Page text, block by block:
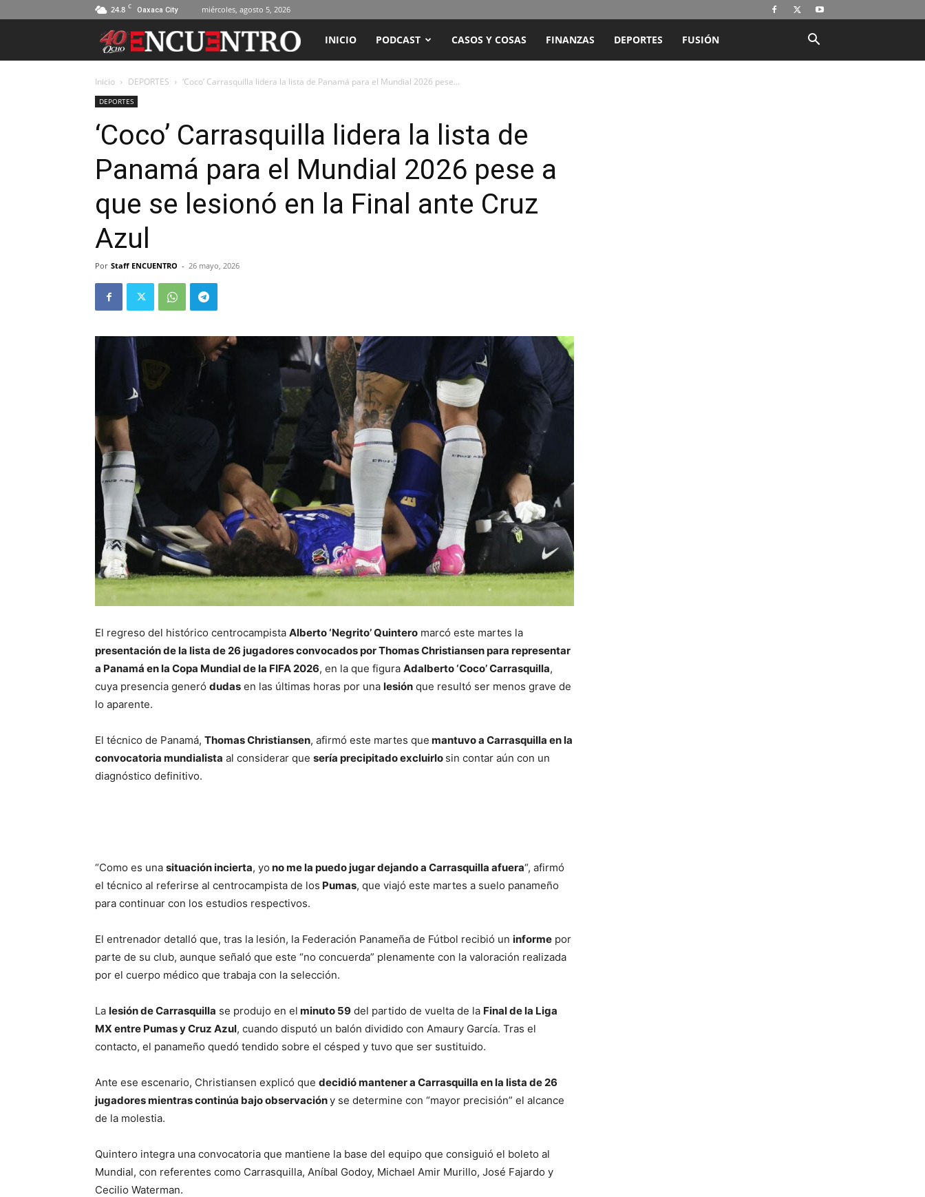
24.8 C Oaxaca City miércoles, agosto 5, 2026
ENCUENTRO
RADIO
TELEVISIÓN
INICIO PODCAST CASOS Y COSAS FINANZAS DEPORTES FUSIÓN
Inicio DEPORTES ‘Coco’ Carrasquilla lidera la lista de Panamá para el Mundial 2026 pese...
DEPORTES
‘Coco’ Carrasquilla lidera la lista de
Panamá para el Mundial 2026 pese a
que se lesionó en la Final ante Cruz
Azul
Por Staff ENCUENTRO - 26 mayo, 2026
El regreso del histórico centrocampista Alberto ‘Negrito’ Quintero marcó este martes la
presentación de la lista de 26 jugadores convocados por Thomas Christiansen para representar
a Panamá en la Copa Mundial de la FIFA 2026, en la que figura Adalberto ‘Coco’ Carrasquilla,
cuya presencia generó dudas en las últimas horas por una lesión que resultó ser menos grave de
lo aparente.
El técnico de Panamá, Thomas Christiansen, afirmó este martes que mantuvo a Carrasquilla en la
convocatoria mundialista al considerar que sería precipitado excluirlo sin contar aún con un
diagnóstico definitivo.
“Como es una situación incierta, yo no me la puedo jugar dejando a Carrasquilla afuera“, afirmó
el técnico al referirse al centrocampista de los Pumas, que viajó este martes a suelo panameño
para continuar con los estudios respectivos.
El entrenador detalló que, tras la lesión, la Federación Panameña de Fútbol recibió un informe por
parte de su club, aunque señaló que este “no concuerda” plenamente con la valoración realizada
por el cuerpo médico que trabaja con la selección.
La lesión de Carrasquilla se produjo en el minuto 59 del partido de vuelta de la Final de la Liga
MX entre Pumas y Cruz Azul, cuando disputó un balón dividido con Amaury García. Tras el
contacto, el panameño quedó tendido sobre el césped y tuvo que ser sustituido.
Ante ese escenario, Christiansen explicó que decidió mantener a Carrasquilla en la lista de 26
jugadores mientras continúa bajo observacióny se determine con “mayor precisión” el alcance
de la molestia.
Quintero integra una convocatoria que mantiene la base del equipo que consiguió el boleto al
Mundial, con referentes como Carrasquilla, Aníbal Godoy, Michael Amir Murillo, José Fajardo y
Cecilio Waterman.